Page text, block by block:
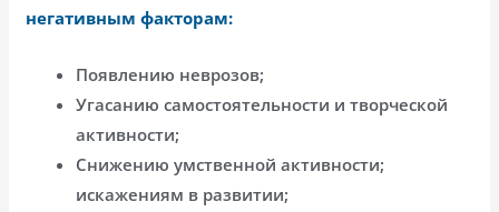
негативным факторам:
Появлению неврозов;
Угасанию самостоятельности и творческой
активности;
Снижению умственной активности;
искажениям в развитии;